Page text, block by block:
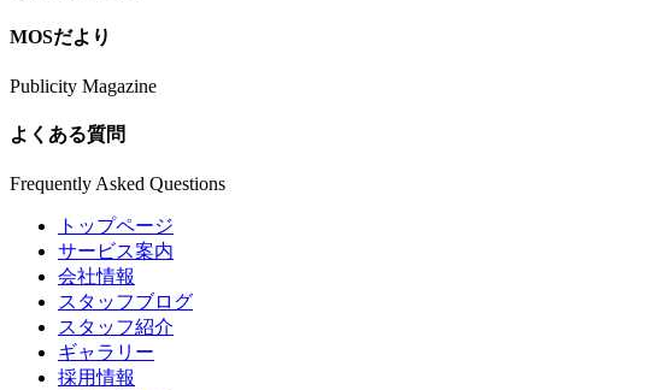
MOSだより
Publicity Magazine
よくある質問
Frequently Asked Questions
トップページ
サービス案内
会社情報
スタッフブログ
スタッフ紹介
ギャラリー
採用情報